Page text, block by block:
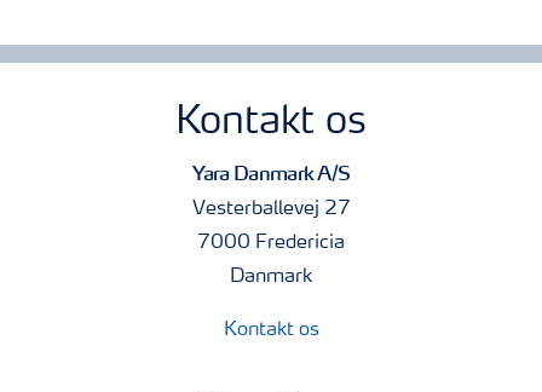
Kontakt os
Yara Danmark A/S
Vesterballevej 27
7000 Fredericia
Danmark
Kontakt os